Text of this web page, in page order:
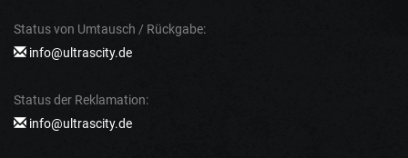
Status von Umtausch / Rückgabe:
info@ultrascity.de
Status der Reklamation:
info@ultrascity.de